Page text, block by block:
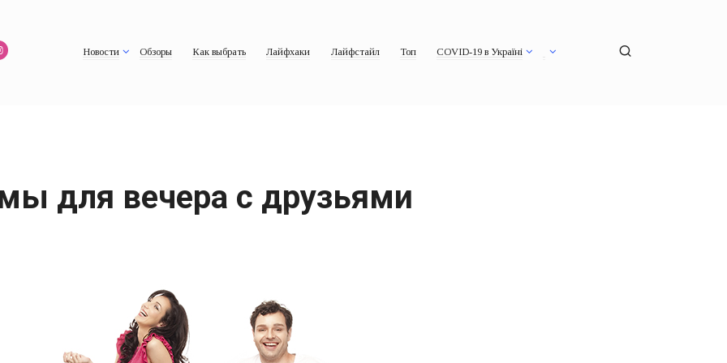
Новости Обзоры Как выбрать Лайфхаки Лайфстайл Топ COVID-19 в Україні
для вечера с друзьями